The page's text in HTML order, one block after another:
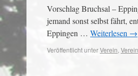
Vorschlag Bruchsal –
jemand sonst selbst fährt,
Eppingen … Weiterlesen →
Veröffentlicht unterVerein,